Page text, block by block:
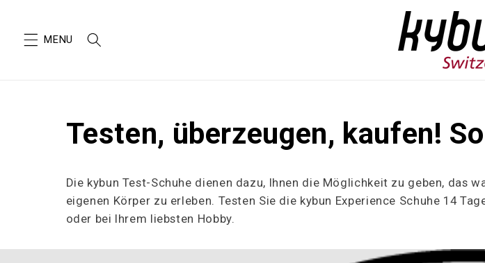
Testen, überzeugen, kaufen!
Die kybun Test-Schuhe dienen dazu, Ihnen die Möglichkeit zu geben, das
eigenen Körper zu erleben. Testen Sie die kybun Experience Schuhe 14
oder bei Ihrem liebsten Hobby.